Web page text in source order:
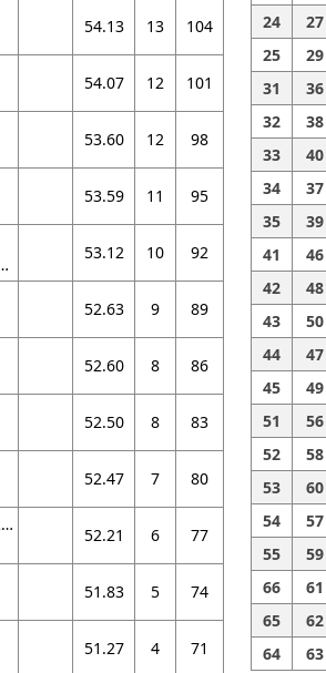
54.13 13 104
54.07 12 101
53.60 12 98
53.59 11 95
53.12 10 92
52.63 9 89
52.60 8 86
52.50 8 83
52.47 7 80
CNC JURCZAK KS AZS WRATISLAVIA IV
52.21 6 77
51.83 5 74
51.27 4 71
24
27
25
29
31
36
32
38
33
40
34
37
35
39
41
46
42
48
43
50
44
47
45
49
51
56
52
58
53
60
54
57
55
59
66
61
65
62
64
63